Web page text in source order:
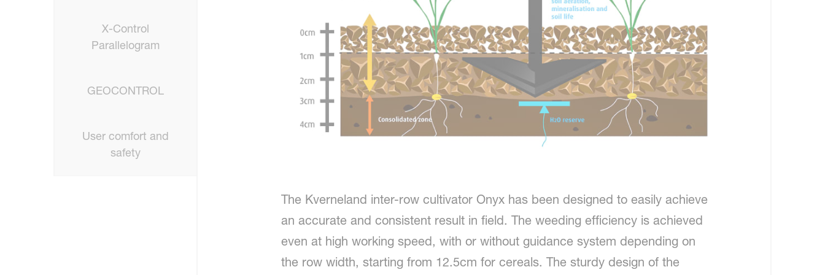
X-Control
Parallelogram
GEOCONTROL
User comfort and
safety
The Kverneland inter-row cultivator Onyx has been designed to easily achieve
an accurate and consistent result in field. The weeding efficiency is achieved
even at high working speed, with or without guidance system depending on
the row width, starting from 12.5cm for cereals. The sturdy design of the